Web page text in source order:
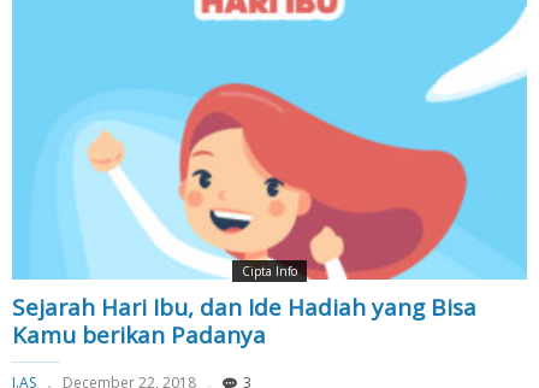
Cipta Info
Sejarah Hari Ibu, dan Ide Hadiah yang Bisa
Kamu berikan Padanya
I.AS December 22, 2018 3